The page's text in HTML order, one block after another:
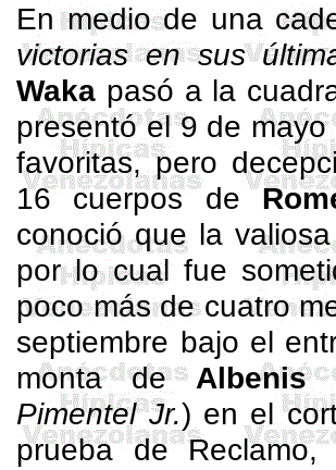
En medio de una
victorias en sus
Waka pasó a la
presentó el 9 de
favoritas, pero
16 cuerpos de
conoció que la
por lo cual fue
poco más de cuatro
septiembre bajo el
monta de Albenis
Pimentel Jr.) en el
prueba de